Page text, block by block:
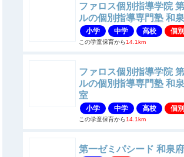
ファロス個別指導学院
ルの個別指導専門塾 和
小学 中学 高校 個別
この学童保育から14.1km
ファロス個別指導学院
ルの個別指導専門塾 和
室
小学 中学 高校 個別
この学童保育から14.1km
第一ゼミパシード 和泉